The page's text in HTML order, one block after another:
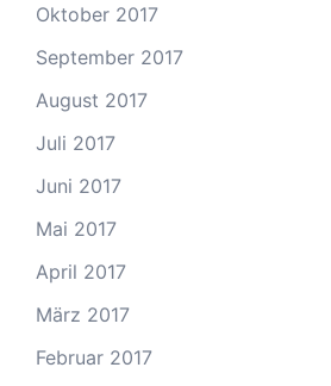
Oktober 2017
September 2017
August 2017
Juli 2017
Juni 2017
Mai 2017
April 2017
März 2017
Februar 2017